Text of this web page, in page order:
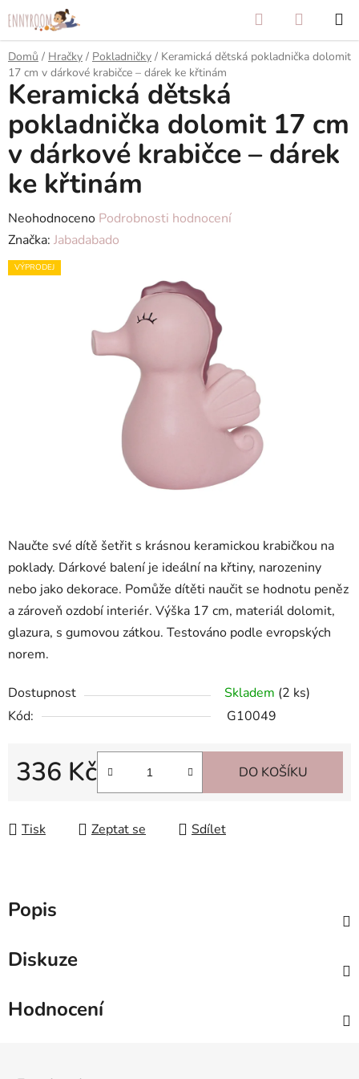
na
obsah
Hledat
KOŠÍK
Domů / Hračky / Pokladničky / Keramická dětská pokladnička dolomit
17 cm v dárkové krabičce – dárek ke křtinám
Naučte své dítě šetřit s krásnou keramickou krabičkou na
poklady. Dárkové balení je ideální na křtiny, narozeniny
nebo jako dekorace. Pomůže dítěti naučit se hodnotu peněz
a zároveň ozdobí interiér. Výška 17 cm, materiál dolomit,
glazura, s gumovou zátkou. Testováno podle evropských
norem.
Dostupnost Skladem (2 ks)
Kód:
G10049
336 Kč DO KOŠÍKU
Tisk Zeptat se Sdílet
Keramická dětská
pokladnička dolomit 17 cm
v dárkové krabičce – dárek
ke křtinám
Průměrné
hodnocení
produktu
Neohodnoceno Podrobnosti hodnocení
Značka: Jabadabado
VÝPRODEJ
Popis
Diskuze
Hodnocení